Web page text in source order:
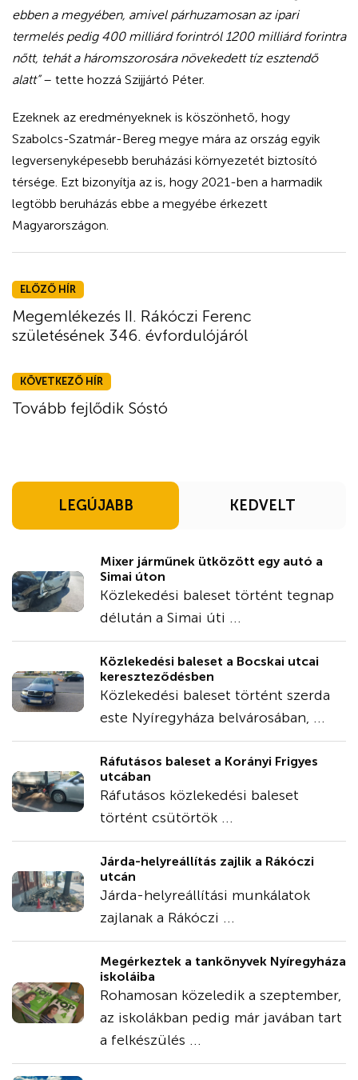
ebben a megyében, amivel párhuzamosan az ipari
termelés pedig 400 milliárd forintról 1200 milliárd forintra
nőtt, tehát a háromszorosára növekedett tíz esztendő
alatt”– tette hozzá Szijjártó Péter.
Ezeknek az eredményeknek is köszönhető, hogy
Szabolcs-Szatmár-Bereg megye mára az ország egyik
legversenyképesebb beruházási környezetét biztosító
térsége. Ezt bizonyítja az is, hogy 2021-ben a harmadik
legtöbb beruházás ebbe a megyébe érkezett
Magyarországon.
ELŐZŐ HÍR
Megemlékezés II. Rákóczi Ferenc
születésének 346. évfordulójáról
KÖVETKEZŐ HÍR
Tovább fejlődik Sóstó
LEGÚJABB KEDVELT
Mixer járműnek ütközött egy autó a
Simai úton
Közlekedési baleset történt tegnap
délután a Simai úti ...
Közlekedési baleset a Bocskai utcai
kereszteződésben
Közlekedési baleset történt szerda
este Nyíregyháza belvárosában, ...
Ráfutásos baleset a Korányi Frigyes
utcában
Ráfutásos közlekedési baleset
történt csütörtök ...
Járda-helyreállítás zajlik a Rákóczi
utcán
Járda-helyreállítási munkálatok
zajlanak a Rákóczi ...
Megérkeztek a tankönyvek Nyíregyháza
iskoláiba
Rohamosan közeledik a szeptember,
az iskolákban pedig már javában tart
a felkészülés ...